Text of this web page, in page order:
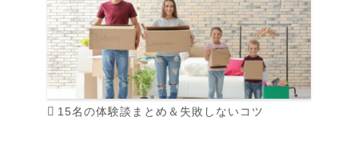
15名の体験談まとめ＆失敗しないコツ